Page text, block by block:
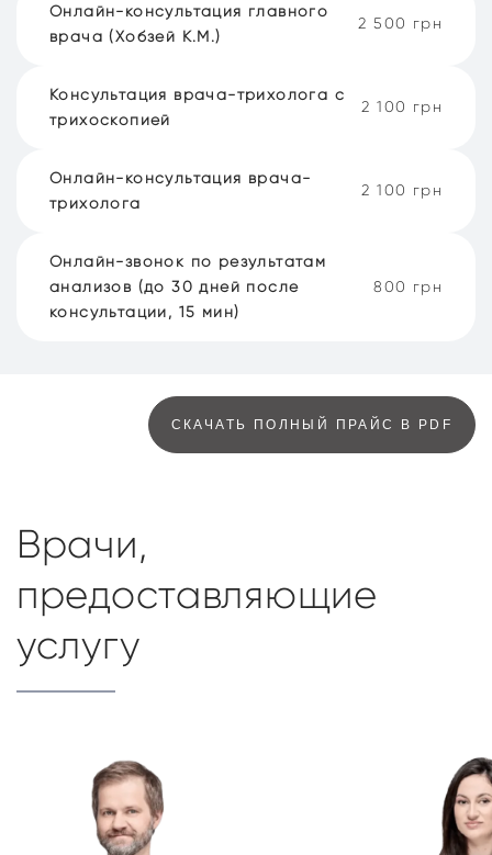
Онлайн-консультация главного
врача (Хобзей К.М.)
2 500 грн
Консультация врача-трихолога с
трихоскопией
2 100 грн
Онлайн-консультация врача-
трихолога
2 100 грн
Онлайн-звонок по результатам
анализов (до 30 дней после
консультации, 15 мин)
800 грн
СКАЧАТЬ ПОЛНЫЙ ПРАЙС В PDF
Врачи,
предоставляющие
услугу